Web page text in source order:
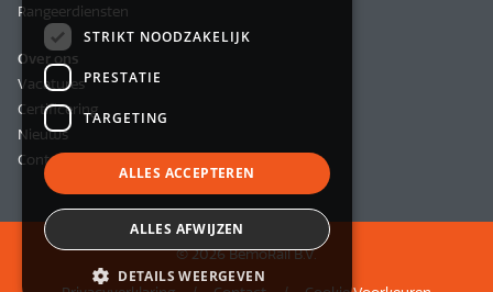
Rangeerdiensten
Over ons
Vacatures
Certificering
Nieuws
Contact
© 2026 BemoRail B.V.
STRIKT NOODZAKELIJK
PRESTATIE
TARGETING
ALLES ACCEPTEREN
ALLES AFWIJZEN
DETAILS WEERGEVEN